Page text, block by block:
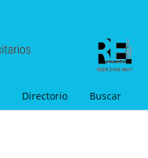
Directorio Buscar